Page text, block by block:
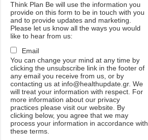
Think Plan Be will use the information you
provide on this form to be in touch with you
and to provide updates and marketing.
Please let us know all the ways you would
like to hear from us:
Email
You can change your mind at any time by
clicking the unsubscribe link in the footer of
any email you receive from us, or by
contacting us at info@healthupdate.gr. We
will treat your information with respect. For
more information about our privacy
practices please visit our website. By
clicking below, you agree that we may
process your information in accordance with
these terms.